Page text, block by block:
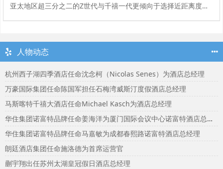
亚太地区超三分之二的Z世代与千禧一代更倾向于选择近距离度假旅行
人物动态
杭州西子湖四季酒店任命沈念柯（Nicolas Senes）为酒店总经理
万豪国际集团任命陈国军担任石梅湾威斯汀度假酒店总经理
马斯喀特千禧大酒店任命Michael Kasch为酒店总经理
华住集团诺富特品牌任命姜海洋为厦门国际会议中心诺富特酒店总经理
华住集团诺富特品牌任命马嘉敏为成都春熙路诺富特酒店总经理
朗廷酒店集团任命施洛德为首席运营官
蒯宇翔出任苏州太湖皇冠假日酒店总经理